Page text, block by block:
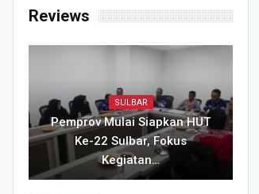
Reviews
SULBAR
Pemprov Mulai Siapkan HUT
Ke-22 Sulbar, Fokus
Kegiatan…